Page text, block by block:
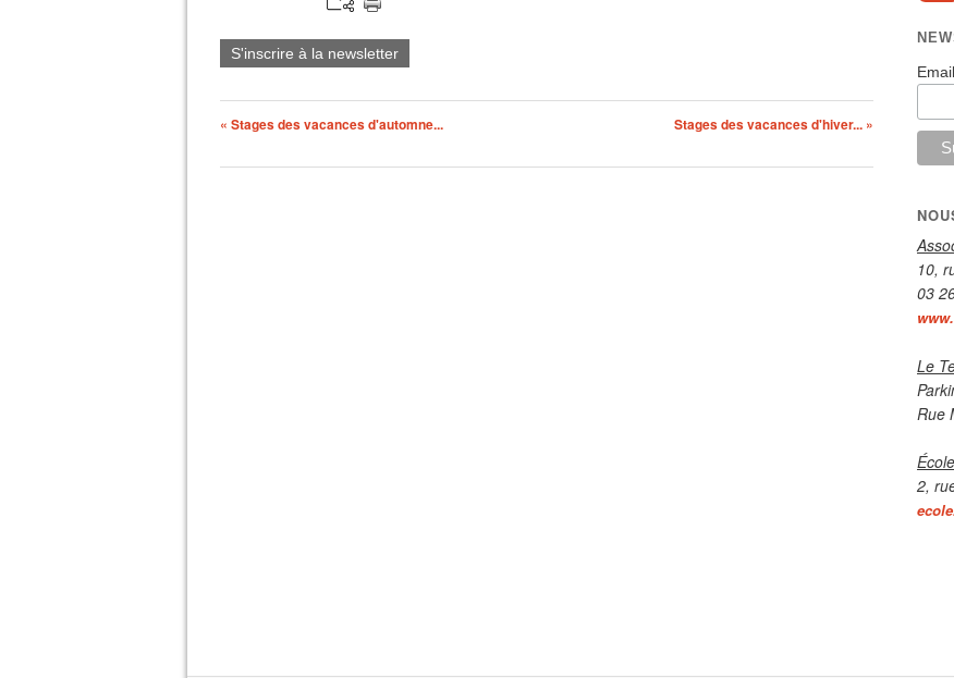
S'inscrire à la newsletter
« Stages des vacances d'automne... Stages des vacances d'hiver... »
Email
10,
03
Le
Rue
2,